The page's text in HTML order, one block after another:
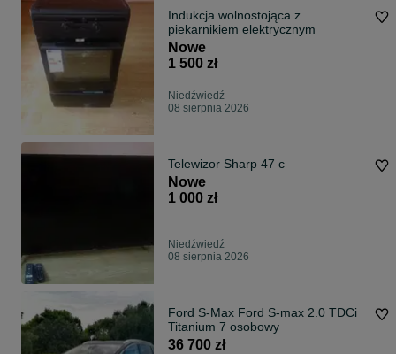
Indukcja wolnostojąca z
piekarnikiem elektrycznym
Nowe
1 500 zł
Niedźwiedź
08 sierpnia 2026
Telewizor Sharp 47 c
Nowe
1 000 zł
Niedźwiedź
08 sierpnia 2026
Ford S-Max Ford S-max 2.0 TDCi
Titanium 7 osobowy
36 700 zł